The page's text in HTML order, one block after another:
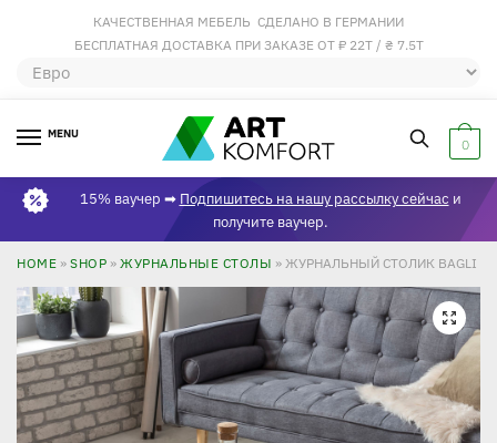
КАЧЕСТВЕННАЯ МЕБЕЛЬ СДЕЛАНО В ГЕРМАНИИ
БЕСПЛАТНАЯ ДОСТАВКА ПРИ ЗАКАЗЕ ОТ ₽ 22Т / ₴ 7.5Т
MENU
0
15% ваучер ➡ Подпишитесь на нашу рассылку сейчас и
получите ваучер.
HOME » SHOP » ЖУРНАЛЬНЫЕ СТОЛЫ » ЖУРНАЛЬНЫЙ СТОЛИК BAGLI
🔍